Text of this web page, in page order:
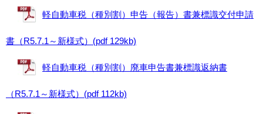
軽自動車税（種別割）申告（報告）書兼標識交付申請
書（R5.7.1～新様式）(pdf 129kb)
軽自動車税（種別割）廃車申告書兼標識返納書
（R5.7.1～新様式）(pdf 112kb)